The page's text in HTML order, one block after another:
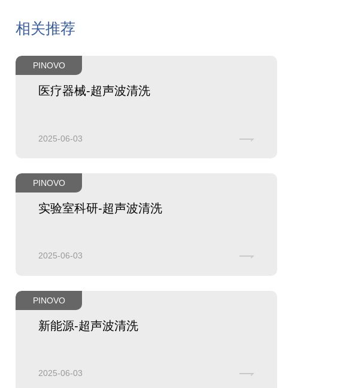
相关推荐
PINOVO
医疗器械-超声波清洗
2025-06-03
PINOVO
实验室科研-超声波清洗
2025-06-03
PINOVO
新能源-超声波清洗
2025-06-03